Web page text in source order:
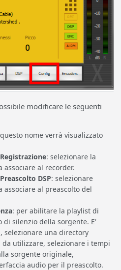
modificare le seguenti
nome verrà visualizzato
: selezionare la
associare al recorder.
DSP: selezionare
associare al preascolto del
: per abilitare la playlist di
di silenzio della sorgente. E'
selezionare una directory
utilizzare, selezionare i tempi
sorgente originale,
audio per il preascolto.